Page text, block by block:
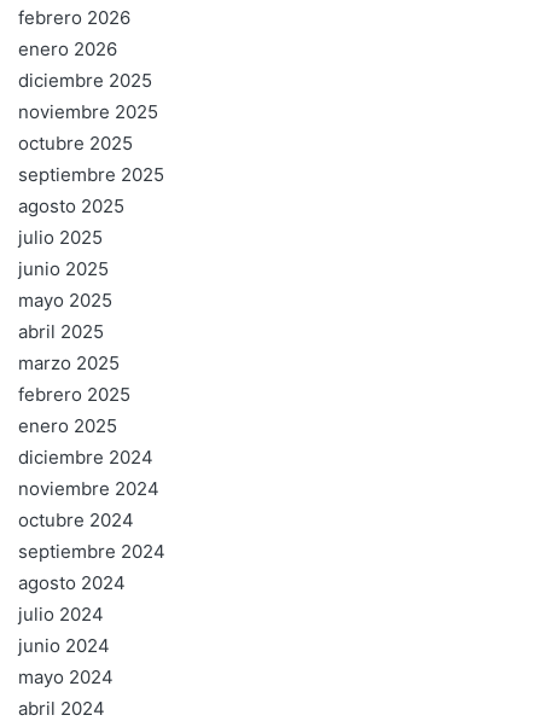
febrero 2026
enero 2026
diciembre 2025
noviembre 2025
octubre 2025
septiembre 2025
agosto 2025
julio 2025
junio 2025
mayo 2025
abril 2025
marzo 2025
febrero 2025
enero 2025
diciembre 2024
noviembre 2024
octubre 2024
septiembre 2024
agosto 2024
julio 2024
junio 2024
mayo 2024
abril 2024